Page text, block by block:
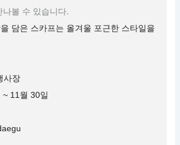
볼 수 있습니다.
담은 스카프는 올겨울 포근한 스타일을
사장
11월 30일